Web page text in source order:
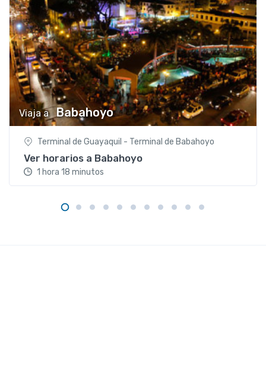
Viaja a Babahoyo
Terminal de Guayaquil - Terminal de Babahoyo
Ver horarios a Babahoyo
1 hora 18 minutos